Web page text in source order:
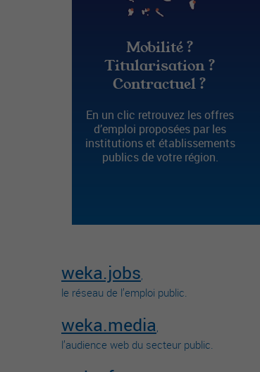
Mobilité ?
Titularisation ?
Contractuel ?
En un clic retrouvez les offres
d’emploi proposées par les
institutions et établissements
publics de votre région.
weka.jobs,
le réseau de l’emploi public.
weka.media,
l’audience web du secteur public.